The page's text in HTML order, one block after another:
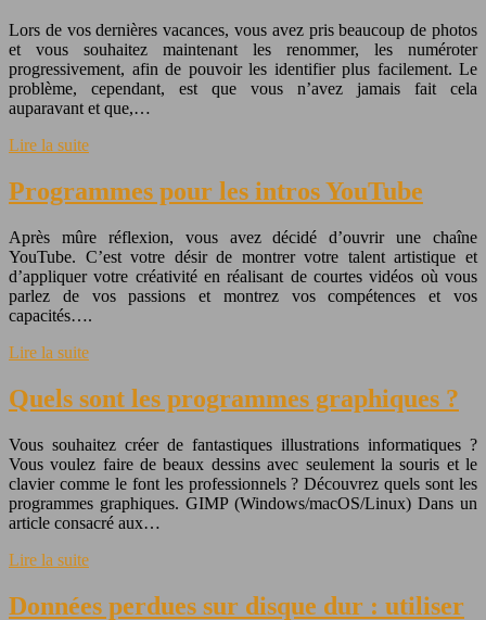
Lors de vos dernières vacances, vous avez pris beaucoup de photos
et vous souhaitez maintenant les renommer, les numéroter
progressivement, afin de pouvoir les identifier plus facilement. Le
problème, cependant, est que vous n’avez jamais fait cela
auparavant et que,…
Lire la suite
Programmes pour les intros YouTube
Après mûre réflexion, vous avez décidé d’ouvrir une chaîne
YouTube. C’est votre désir de montrer votre talent artistique et
d’appliquer votre créativité en réalisant de courtes vidéos où vous
parlez de vos passions et montrez vos compétences et vos
capacités….
Lire la suite
Quels sont les programmes graphiques ?
Vous souhaitez créer de fantastiques illustrations informatiques ?
Vous voulez faire de beaux dessins avec seulement la souris et le
clavier comme le font les professionnels ? Découvrez quels sont les
programmes graphiques. GIMP (Windows/macOS/Linux) Dans un
article consacré aux…
Lire la suite
Données perdues sur disque dur : utiliser